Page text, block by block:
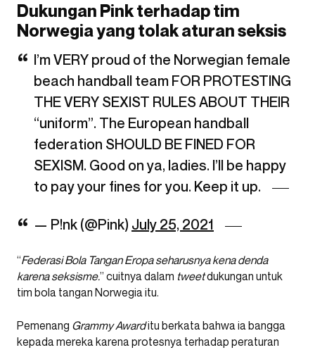
Dukungan Pink terhadap tim
Norwegia yang tolak aturan seksis
I’m VERY proud of the Norwegian female
beach handball team FOR PROTESTING
THE VERY SEXIST RULES ABOUT THEIR
“uniform”. The European handball
federation SHOULD BE FINED FOR
SEXISM. Good on ya, ladies. I’ll be happy
to pay your fines for you. Keep it up.
— P!nk (@Pink) July 25, 2021
“Federasi Bola Tangan Eropa seharusnya kena denda
karena seksisme.” cuitnya dalam tweetdukungan untuk
tim bola tangan Norwegia itu.
Pemenang Grammy Awarditu berkata bahwa ia bangga
kepada mereka karena protesnya terhadap peraturan